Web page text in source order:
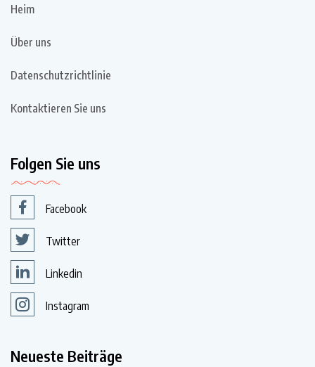
Heim
Über uns
Datenschutzrichtlinie
Kontaktieren Sie uns
Folgen Sie uns
Facebook
Twitter
Linkedin
Instagram
Neueste Beiträge